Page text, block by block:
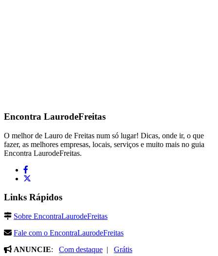
Encontra LaurodeFreitas
O melhor de Lauro de Freitas num só lugar! Dicas, onde ir, o que
fazer, as melhores empresas, locais, serviços e muito mais no guia
Encontra LaurodeFreitas.
Links Rápidos
Sobre EncontraLaurodeFreitas
Fale com o EncontraLaurodeFreitas
ANUNCIE: Com destaque | Grátis